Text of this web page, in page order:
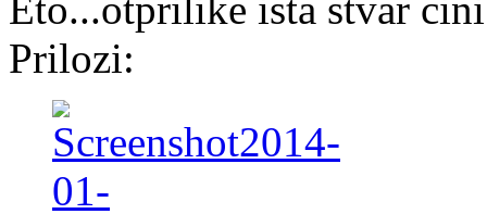
Prilozi: